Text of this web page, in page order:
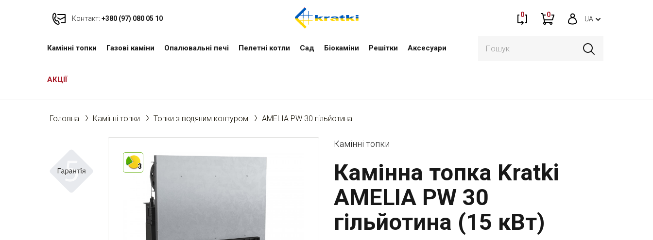
Контакт: +380 (97) 080 05 10 0 0
UA
Камінні топки Газові каміни Опалювальні печі Пелетні котли Cад Біокаміни Решітки Аксесуари
АКЦІЇ
Головна Камінні топки Топки з водяним контуром AMELIA PW 30 гільйотина
3
Камінні топки
Камінна топка Kratki
AMELIA PW 30
гільйотина (15 кВт)